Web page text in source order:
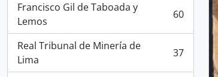
Francisco Gil de Taboada y
Lemos
, 60 resultados 60
Real Tribunal de Minería de
Lima
, 37 resultados 37